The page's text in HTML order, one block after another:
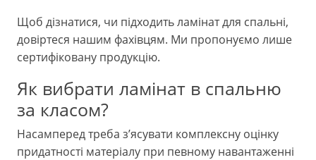
Щоб дізнатися, чи підходить ламінат для спальні,
довіртеся нашим фахівцям. Ми пропонуємо лише
сертифіковану продукцію.
Як вибрати ламінат в спальню
за класом?
Насамперед треба з’ясувати комплексну оцінку
придатності матеріалу при певному навантаженні